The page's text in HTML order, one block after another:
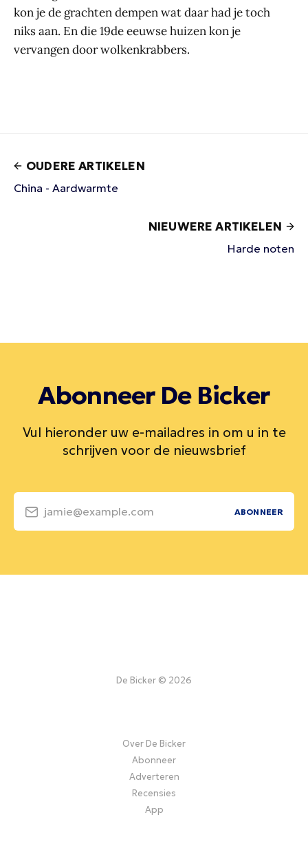
kon je de grachten dempen wat daar had je toch
niks aan. En die 19de eeuwse huizen kon je
vervangen door wolkenkrabbers.
OUDERE ARTIKELEN
China - Aardwarmte
NIEUWERE ARTIKELEN
Harde noten
Abonneer De Bicker
Vul hieronder uw e-mailadres in om u in te
schrijven voor de nieuwsbrief
jamie@example.com ABONNEER
De Bicker © 2026
Over De Bicker
Abonneer
Adverteren
Recensies
App